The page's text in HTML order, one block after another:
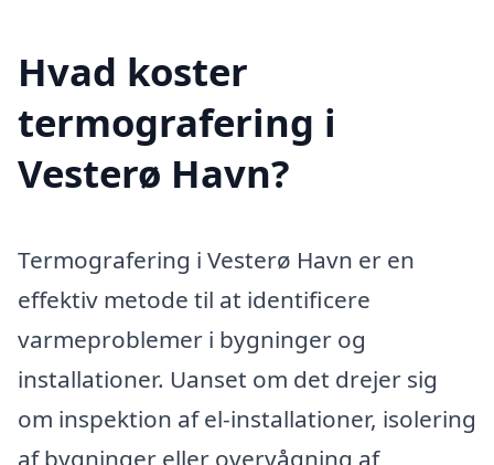
Hvad koster
termografering i
Vesterø Havn?
Termografering i Vesterø Havn er en
effektiv metode til at identificere
varmeproblemer i bygninger og
installationer. Uanset om det drejer sig
om inspektion af el-installationer, isolering
af bygninger eller overvågning af